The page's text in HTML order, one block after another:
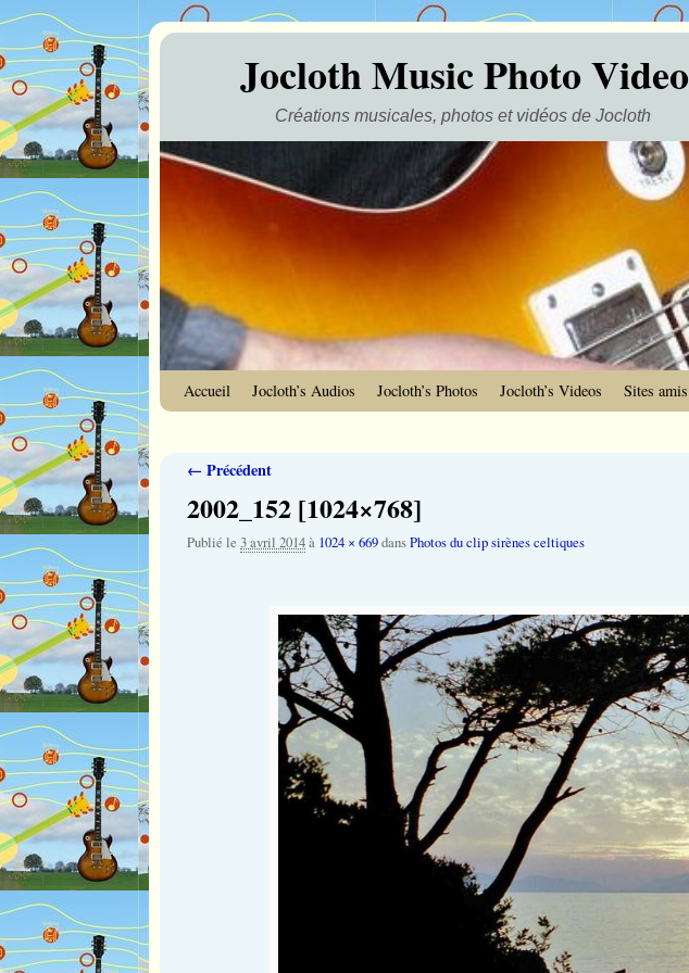
Jocloth Music Photo Video
Créations musicales, photos et vidéos de Jocloth
Accueil Jocloth’s Audios Jocloth’s Photos Jocloth’s Videos Sites amis
Navigation des images
← Précédent
2002_152 [1024×768]
Publié le 3 avril 2014à 1024 × 669dansPhotos du clip sirènes celtiques